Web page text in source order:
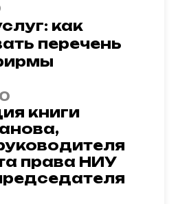
как
перечень
книги
права НИУ